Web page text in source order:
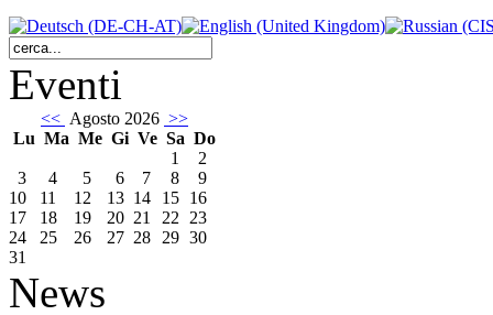
Eventi
<< Agosto 2026 >>
Lu Ma Me Gi Ve Sa Do
1
2
3
4 5 6 7 8
9
10
11 12 13 14 15 16
17
18 19 20 21 22 23
24
25 26 27 28 29 30
31
News